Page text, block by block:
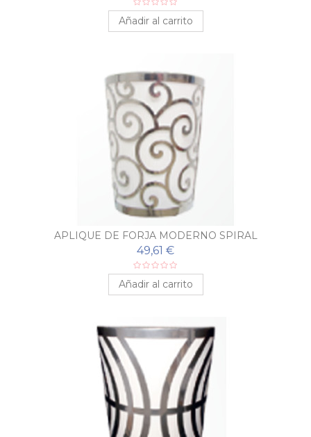
Añadir al carrito
APLIQUE DE FORJA MODERNO SPIRAL
49,61 €
Añadir al carrito